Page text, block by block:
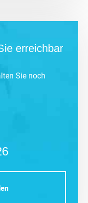
erreichbar
Sie noch